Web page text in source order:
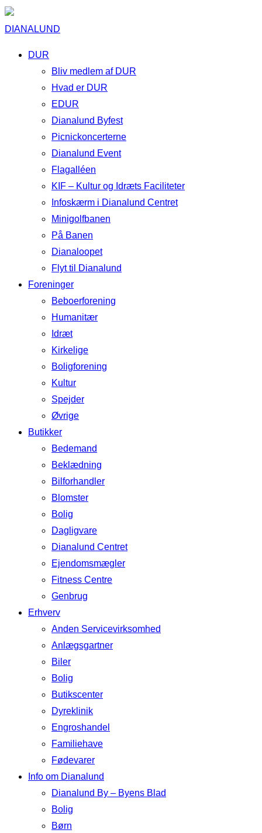
DIANALUND
DUR
Bliv medlem af DUR
Hvad er DUR
EDUR
Dianalund Byfest
Picnickoncerterne
Dianalund Event
Flagalléen
KIF – Kultur og Idræts Faciliteter
Infoskærm i Dianalund Centret
Minigolfbanen
På Banen
Dianaloopet
Flyt til Dianalund
Foreninger
Beboerforening
Humanitær
Idræt
Kirkelige
Boligforening
Kultur
Spejder
Øvrige
Butikker
Bedemand
Beklædning
Bilforhandler
Blomster
Bolig
Dagligvare
Dianalund Centret
Ejendomsmægler
Fitness Centre
Genbrug
Erhverv
Anden Servicevirksomhed
Anlægsgartner
Biler
Bolig
Butikscenter
Dyreklinik
Engroshandel
Familiehave
Fødevarer
Info om Dianalund
Dianalund By – Byens Blad
Bolig
Børn